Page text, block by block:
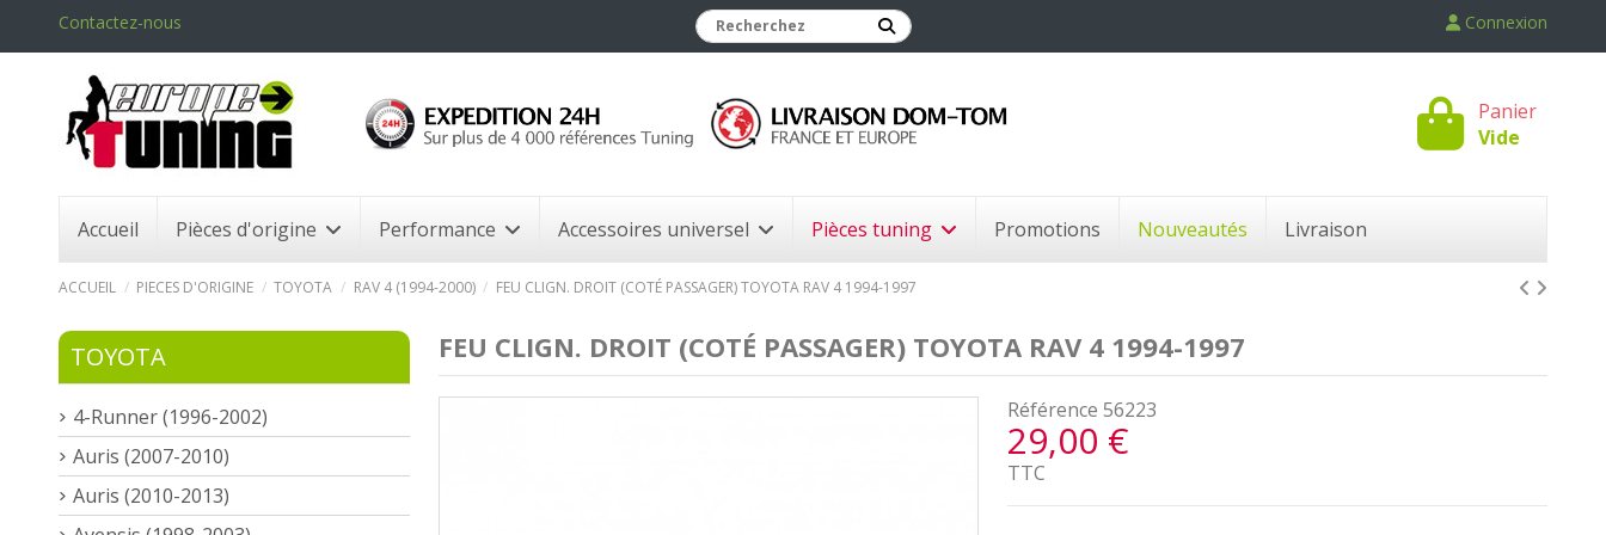
Contactez-nous Connexion
Panier
Vide
Accueil Pièces d'origine Performance Accessoires universel Pièces tuning Promotions Nouveautés Livraison
ACCUEIL PIECES D'ORIGINE TOYOTA RAV 4 (1994-2000) FEU CLIGN. DROIT (COTÉ PASSAGER) TOYOTA RAV 4 1994-1997
FEU CLIGN. DROIT (COTÉ PASSAGER) TOYOTA RAV 4 1994-1997
Référence 56223
29,00 €
TTC
TOYOTA
4-Runner (1996-2002)
Auris (2007-2010)
Auris (2010-2013)